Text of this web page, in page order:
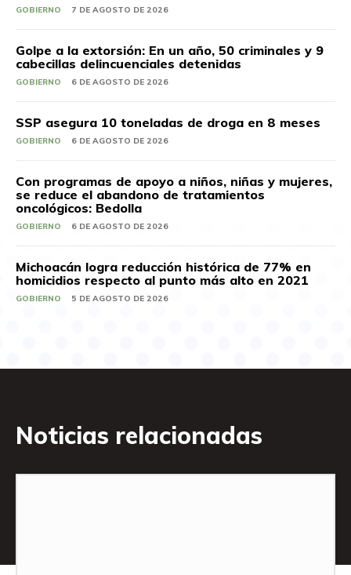
GOBIERNO 7 DE AGOSTO DE 2026
Golpe a la extorsión: En un año, 50 criminales y 9
cabecillas delincuenciales detenidas
GOBIERNO 6 DE AGOSTO DE 2026
SSP asegura 10 toneladas de droga en 8 meses
GOBIERNO 6 DE AGOSTO DE 2026
Con programas de apoyo a niños, niñas y mujeres,
se reduce el abandono de tratamientos
oncológicos: Bedolla
GOBIERNO 6 DE AGOSTO DE 2026
Michoacán logra reducción histórica de 77% en
homicidios respecto al punto más alto en 2021
GOBIERNO 5 DE AGOSTO DE 2026
Noticias relacionadas